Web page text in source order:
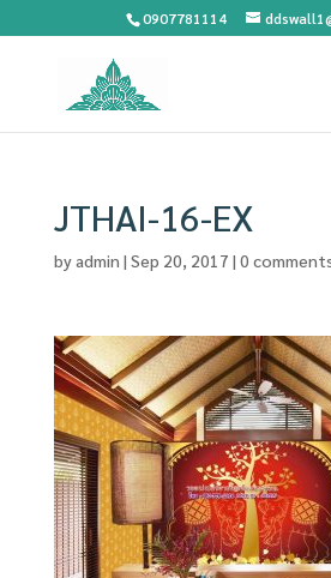
0907781114
JTHAI-16-EX
byadmin | Sep 20, 2017 | 0